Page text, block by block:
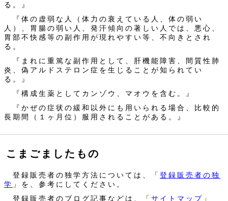
る。』
『体の虚弱な人（体力の衰えている人、体の弱い
人）、胃腸の弱い人、発汗傾向の著しい人では、悪心、
胃部不快感等の副作用が現れやすい等、不向きとされ
る。
『まれに重篤な副作用として、肝機能障害、間質性肺
炎、偽アルドステロン症を生じることが知られてい
る。』
『構成生薬としてカンゾウ、マオウを含む。』
『かぜの症状の緩和以外にも用いられる場合、比較的
長期間（１ヶ月位）服用されることがある。』
こまごましたもの
登録販売者の独学方法については、「 登録販売者の独
学 」を、参考にしてください。
登録販売者のブログ記事などは、「 サイトマップ 」